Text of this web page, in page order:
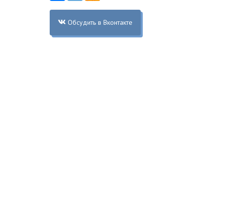
Обсудить в Вконтакте